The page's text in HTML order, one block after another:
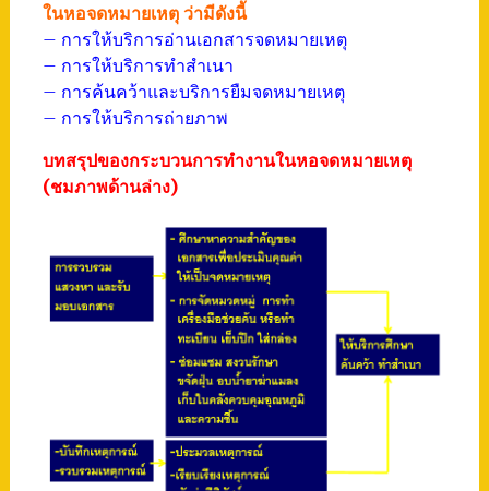
ในหอจดหมายเหตุ ว่ามีดังนี้
– การให้บริการอ่านเอกสารจดหมายเหตุ
– การให้บริการทำสำเนา
– การค้นคว้าและบริการยืมจดหมายเหตุ
– การให้บริการถ่ายภาพ
บทสรุปของกระบวนการทำงานในหอจดหมายเหตุ
(ชมภาพด้านล่าง)